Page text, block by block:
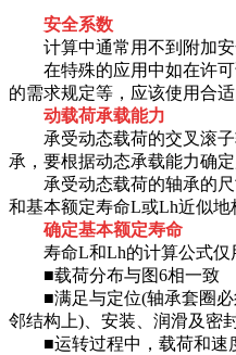
安全系数
计算中通常用不到附加安
在特殊的应用中如在许可
的需求规定等，应该使用合适
动载荷承载能力
承受动态载荷的交叉滚子
承，要根据动态承载能力确定
承受动态载荷的轴承的尺
和基本额定寿命L或Lh近似地
确定基本额定寿命
寿命L和Lh的计算公式仅
■载荷分布与图6相一致
■满足与定位(轴承套圈必
邻结构上)、安装、润滑及密
■运转过程中，载荷和速